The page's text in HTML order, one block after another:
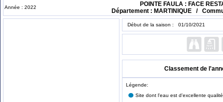
Année : 2022
POINTE FAULA : FACE
Département : MARTINIQUE /
Début de la saison : 01/10/2021
Classement de
Légende:
Site dont l'eau est d'excellente qualité